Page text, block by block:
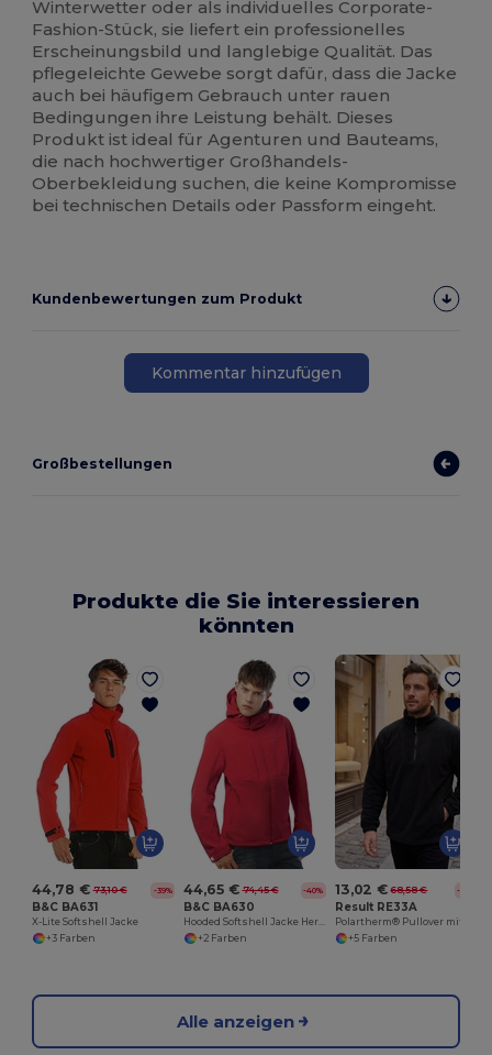
Winterwetter oder als individuelles Corporate-
Fashion-Stück, sie liefert ein professionelles
Erscheinungsbild und langlebige Qualität. Das
pflegeleichte Gewebe sorgt dafür, dass die Jacke
auch bei häufigem Gebrauch unter rauen
Bedingungen ihre Leistung behält. Dieses
Produkt ist ideal für Agenturen und Bauteams,
die nach hochwertiger Großhandels-
Oberbekleidung suchen, die keine Kompromisse
bei technischen Details oder Passform eingeht.
Kundenbewertungen zum Produkt
Kommentar hinzufügen
Großbestellungen
Produkte die Sie interessieren
könnten
44,78 € 73,10 € -39%
B&C BA631
X-Lite Softshell Jacke
+3 Farben
44,65 € 74,45 € -40%
B&C BA630
Hooded Softshell Jacke Herren
+2 Farben
13,02 € 68,58 € -81%
Result RE33A
+5 Farben
Alle anzeigen